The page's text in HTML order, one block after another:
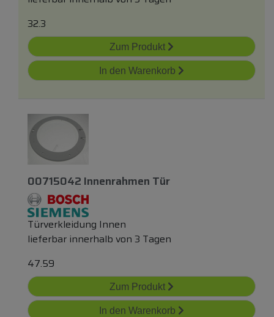
32.3
Zum Produkt
In den Warenkorb
00715042 Innenrahmen Tür
Türverkleidung Innen
lieferbar innerhalb von 3 Tagen
47.59
Zum Produkt
In den Warenkorb